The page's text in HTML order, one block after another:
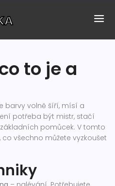
to je a
barvy volně šíří, mísí a
potřeba být mistr, stačí
pomůcek. V tomto
všechno můžete vyzkoušet